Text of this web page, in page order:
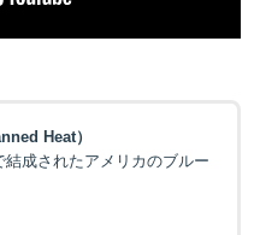
Heat）
成されたアメリカのブルー